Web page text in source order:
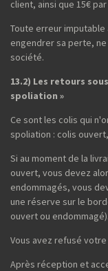
client, ainsi que 15€
Toute erreur
engendrer sa perte,
société.
13.2) Les retours
spoliation »
Ce sont les colis qui
spoliation : colis
Si au moment de la
ouvert, vous devez
endommagés, vous
une réserve sur le
ouvert ou endommagé).
Vous avez refusé
Après réception et